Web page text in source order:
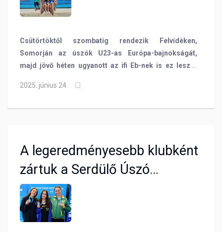
Csütörtöktől szombatig rendezik Felvidéken,
Somorján az úszók U23-as Európa-bajnokságát,
majd jövő héten ugyanott az ifi Eb-nek is ez lesz a
kéredztük az esélyekről és elvárásokról, aki bízik
2025. június 24.
A legeredményesebb klubként
zártuk a Serdülő Úszó
Országos Bajnokságot